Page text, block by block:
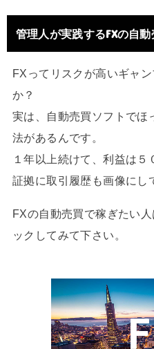
管理人が実践するFXの自動
FXってリスクが高いギャ
か？
実は、自動売買ソフトでほ
法があるんです。
１年以上続けて、利益は５
証拠に取引履歴も画像にし
FXの自動売買で稼ぎたい
ックしてみて下さい。